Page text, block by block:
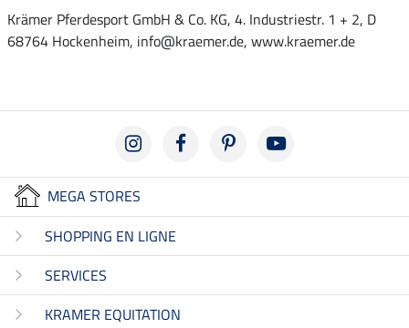
Krämer Pferdesport GmbH & Co. KG, 4. Industriestr. 1 + 2, D
68764 Hockenheim, info@kraemer.de, www.kraemer.de
MEGA STORES
SHOPPING EN LIGNE
SERVICES
KRAMER EQUITATION